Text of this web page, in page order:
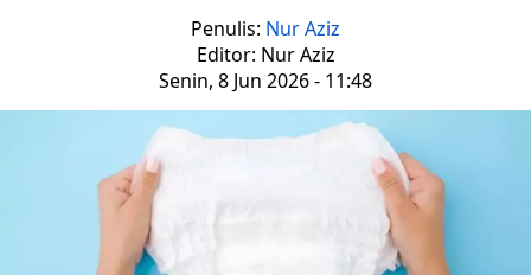
Penulis: Nur Aziz
Editor: Nur Aziz
Senin, 8 Jun 2026 - 11:48